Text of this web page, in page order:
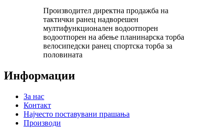
Производител директна продажба на
тактички ранец надворешен
мултифункционален водоотпорен
водоотпорен на абење планинарска торба
велосипедски ранец спортска торба за
половината
Информации
За нас
Контакт
Најчесто поставувани прашања
Производи